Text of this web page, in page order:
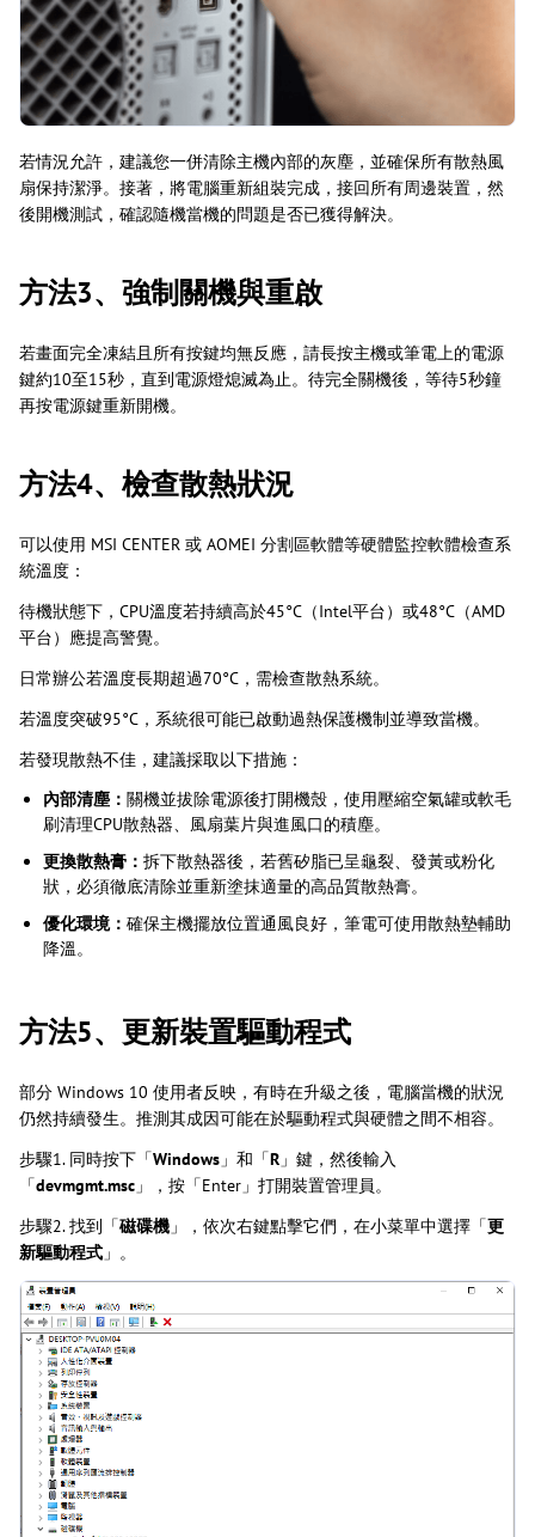
若情況允許，建議您一併清除主機內部的灰塵，並確保所有散熱風
扇保持潔淨。接著，將電腦重新組裝完成，接回所有周邊裝置，然
後開機測試，確認隨機當機的問題是否已獲得解決。
方法3、強制關機與重啟
若畫面完全凍結且所有按鍵均無反應，請長按主機或筆電上的電源
鍵約10至15秒，直到電源燈熄滅為止。待完全關機後，等待5秒鐘
再按電源鍵重新開機。
方法4、檢查散熱狀況
可以使用 MSI CENTER 或 AOMEI 分割區軟體等硬體監控軟體檢查系
統溫度：
待機狀態下，CPU溫度若持續高於45°C（Intel平台）或48°C（AMD
平台）應提高警覺。
日常辦公若溫度長期超過70°C，需檢查散熱系統。
若溫度突破95°C，系統很可能已啟動過熱保護機制並導致當機。
若發現散熱不佳，建議採取以下措施：
內部清塵： 關機並拔除電源後打開機殼，使用壓縮空氣罐或軟毛
刷清理CPU散熱器、風扇葉片與進風口的積塵。
更換散熱膏： 拆下散熱器後，若舊矽脂已呈龜裂、發黃或粉化
狀，必須徹底清除並重新塗抹適量的高品質散熱膏。
優化環境： 確保主機擺放位置通風良好，筆電可使用散熱墊輔助
降溫。
方法5、更新裝置驅動程式
部分 Windows 10 使用者反映，有時在升級之後，電腦當機的狀況
仍然持續發生。推測其成因可能在於驅動程式與硬體之間不相容。
步驟1. 同時按下「Windows 」和「R 」鍵，然後輸入
「devmgmt.msc 」，按「Enter」打開裝置管理員。
步驟2. 找到「磁碟機 」，依次右鍵點擊它們，在小菜單中選擇「更
新驅動程式 」。